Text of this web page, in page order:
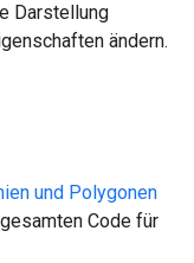
Darstellung
ändern.
und Polygonen
Code für